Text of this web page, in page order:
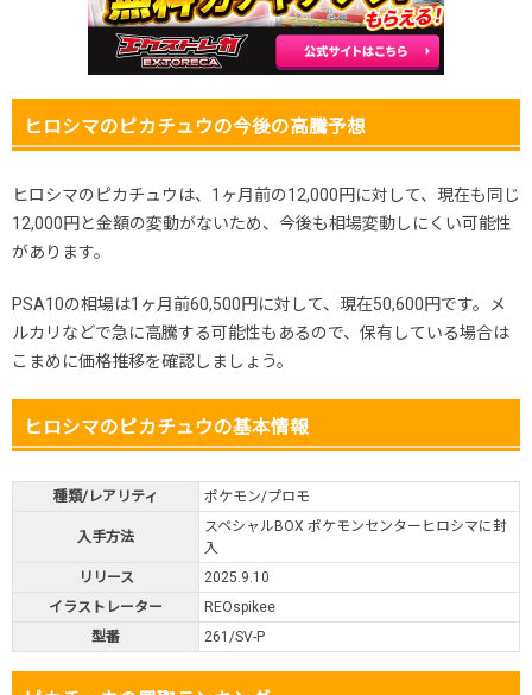
ヒロシマのピカチュウの今後の高騰予想
ヒロシマのピカチュウは、1ヶ月前の12,000円に対して、現在も同じ
12,000円と金額の変動がないため、今後も相場変動しにくい可能性
があります。
PSA10の相場は1ヶ月前60,500円に対して、現在50,600円です。メ
ルカリなどで急に高騰する可能性もあるので、保有している場合は
こまめに価格推移を確認しましょう。
ヒロシマのピカチュウの基本情報
種類/レアリティ ポケモン/プロモ
入手方法
スペシャルBOX ポケモンセンターヒロシマに封
入
リリース
2025.9.10
イラストレーター
REOspikee
型番
261/SV-P